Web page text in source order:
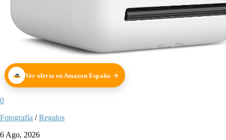
Ver oferta en Amazon España
0
Fotografía /Regalos
6 Ago, 2026